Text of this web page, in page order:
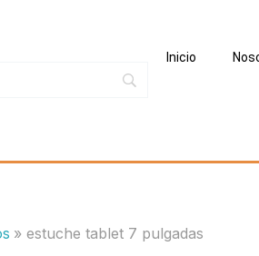
Inicio
estuche tablet 7 pulgadas